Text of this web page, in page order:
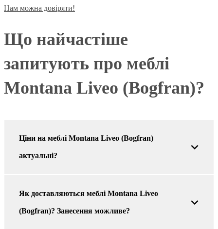
Нам можна довіряти!
Що найчастіше
запитують про меблі
Montana Liveo (Bogfran)?
Ціни на меблі Montana Liveo (Bogfran)
актуальні?
Як доставляються меблі Montana Liveo
(Bogfran)? Занесення можливе?